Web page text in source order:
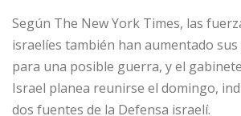
Según The New York Times, las
israelíes también han aumentado
para una posible guerra, y el
Israel planea reunirse el domingo,
dos fuentes de la Defensa israelí.